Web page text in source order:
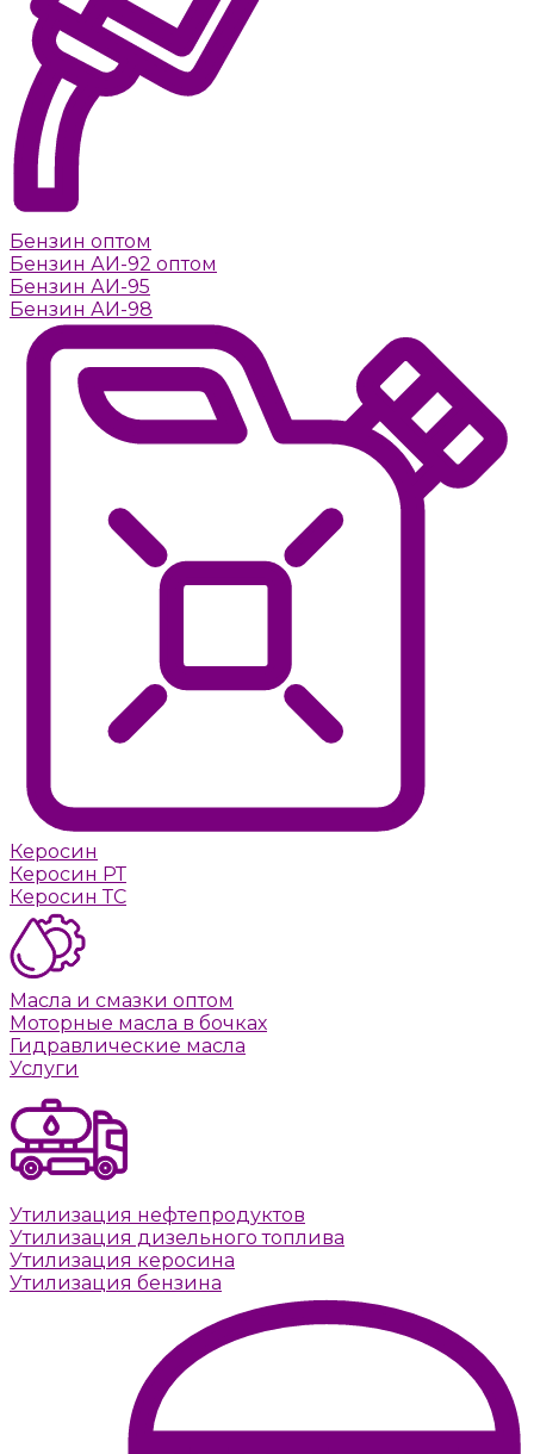
Бензин оптом
Бензин АИ-92 оптом
Бензин АИ-95
Бензин АИ-98
Керосин
Керосин РТ
Керосин ТС
Масла и смазки оптом
Моторные масла в бочках
Гидравлические масла
Услуги
Утилизация нефтепродуктов
Утилизация дизельного топлива
Утилизация керосина
Утилизация бензина